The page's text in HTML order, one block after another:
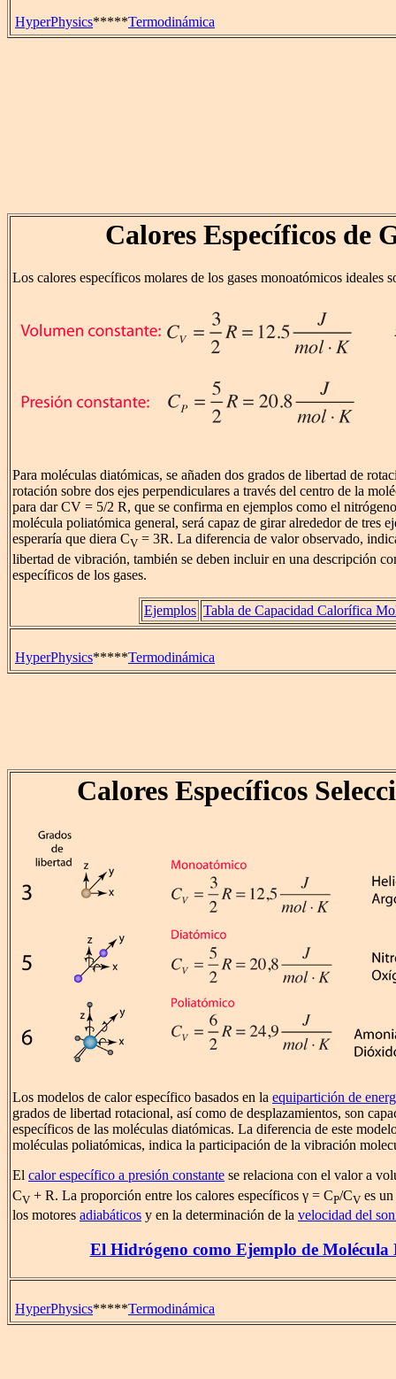
HyperPhysics*****Termodinámica
Calores Específicos de
Los calores específicos molares de los gases monoatómicos ideales
Para moléculas diatómicas, se añaden dos grados de libertad de
rotación sobre dos ejes perpendiculares a través del centro de la
para dar CV = 5/2 R, que se confirma en ejemplos como el
molécula poliatómica general, será capaz de girar alrededor de tres
esperaría que diera CV = 3R. La diferencia de valor observado,
libertad de vibración, también se deben incluir en una descripción
específicos de los gases.
Ejemplos Tabla de Capacidad Calorífica
HyperPhysics*****Termodinámica
Calores Específicos
Los modelos de calor específico basados en la equipartición de
grados de libertad rotacional, así como de desplazamientos, son
específicos de las moléculas diatómicas. La diferencia de este
moléculas poliatómicas, indica la participación de la vibración
El calor específico a presión constante se relaciona con el valor a
CV + R. La proporción entre los calores específicos γ = CP/CV es
los motores adiabáticos y en la determinación de la velocidad del
El Hidrógeno como Ejemplo de Molécula
HyperPhysics*****Termodinámica